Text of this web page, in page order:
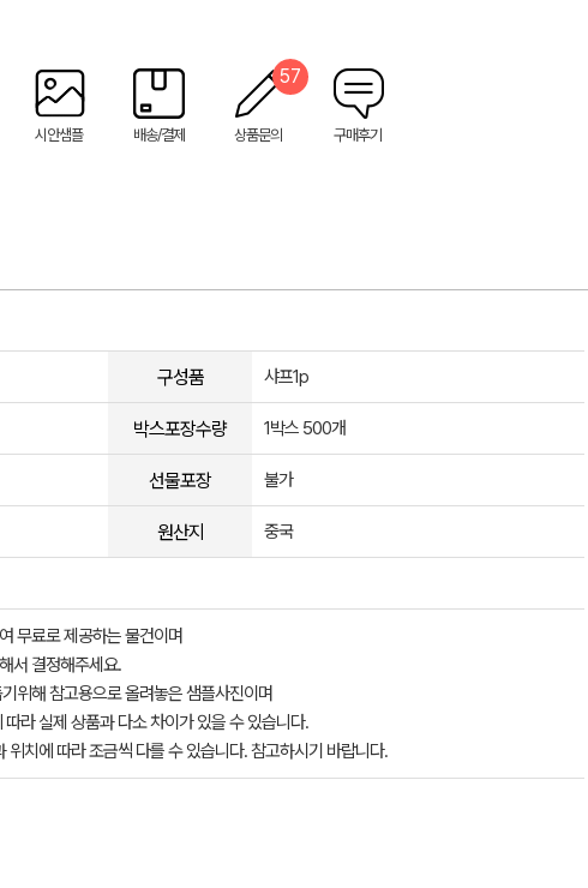
시안샘플 배송/결제 상품문의
57
구매후기
구성품 샤프1p
박스포장수량 1박스 500개
선물포장 불가
원산지 중국
무료로 제공하는 물건이며
서 결정해주세요.
위해 참고용으로 올려놓은 샘플사진이며
라 실제 상품과 다소 차이가 있을 수 있습니다.
위치에 따라 조금씩 다를 수 있습니다. 참고하시기 바랍니다.